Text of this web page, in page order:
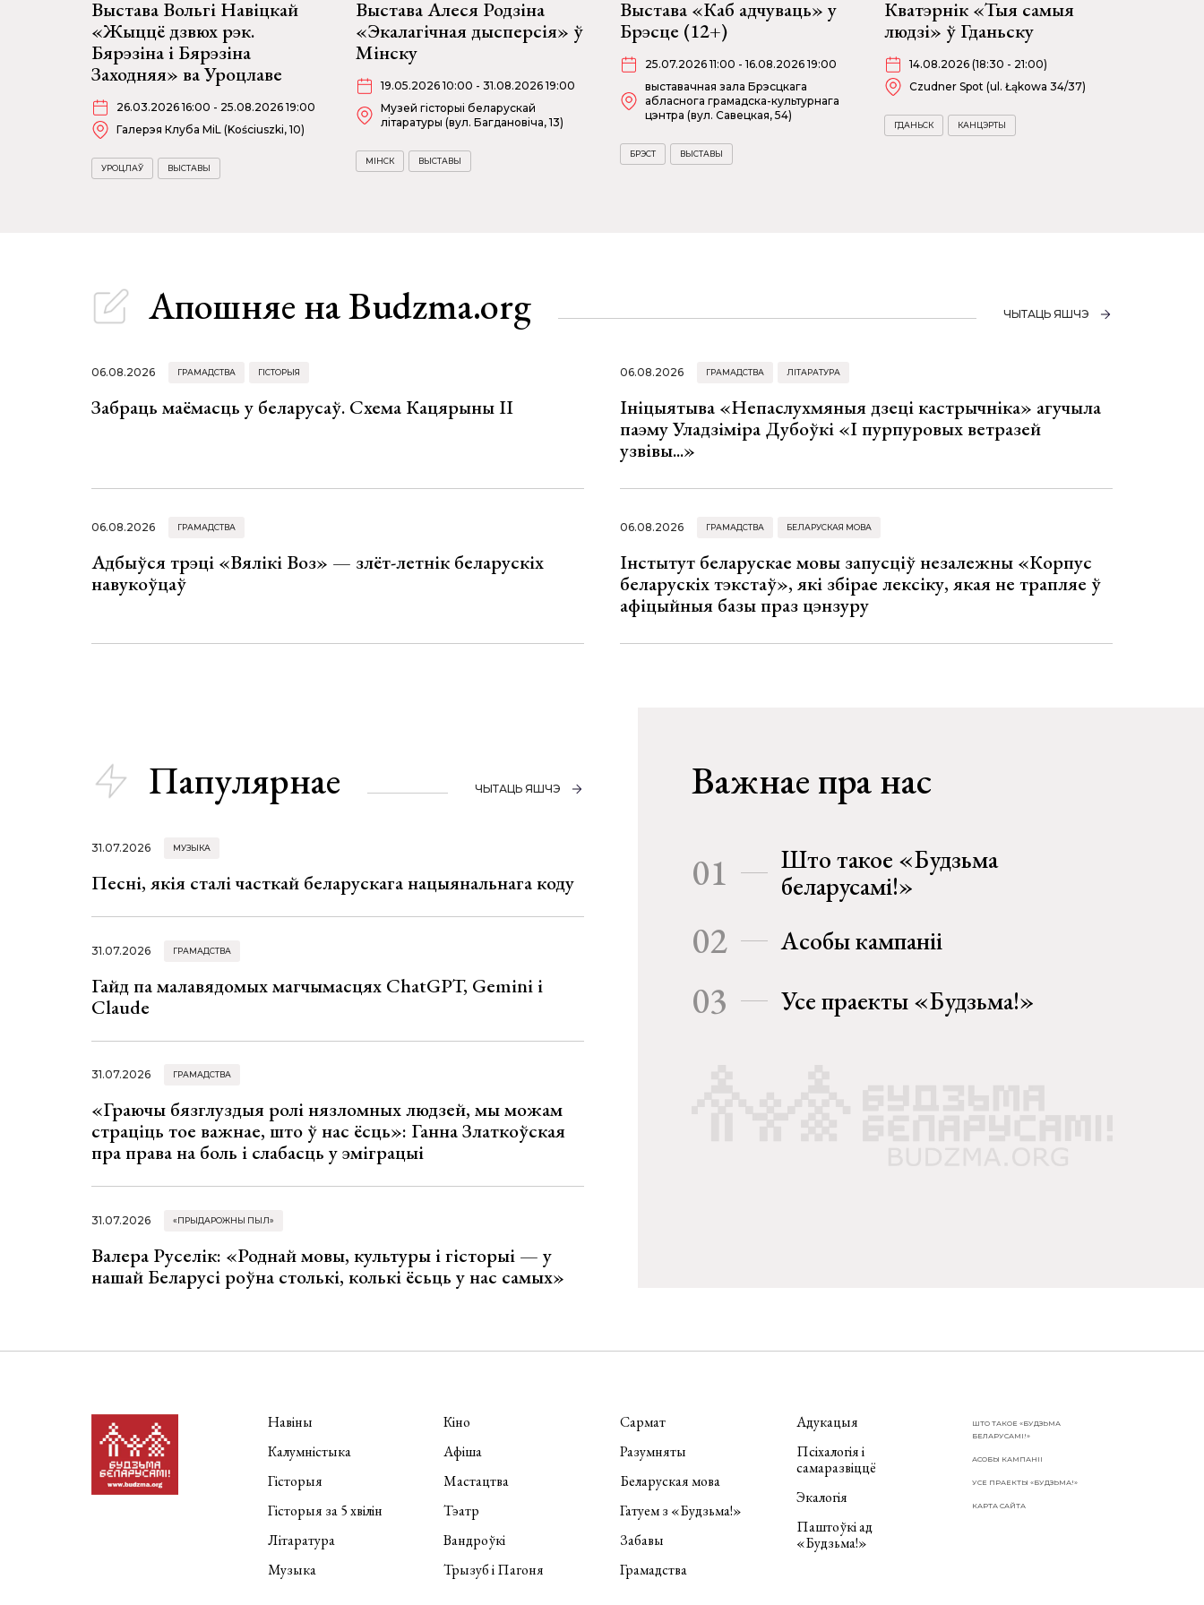
Выстава Вольгі Навіцкай
«Жыццё дзвюх рэк.
Бярэзіна і Бярэзіна
Заходняя» ва Уроцлаве
26.03.2026 16:00 - 25.08.2026 19:00
Галерэя Клуба MiL (Kościuszki, 10)
УРОЦЛАЎ ВЫСТАВЫ
Выстава Алеся Родзіна
«Экалагічная дысперсія» ў
Мінску
19.05.2026 10:00 - 31.08.2026 19:00
Музей гісторыі беларускай
літаратуры (вул. Багдановіча, 13)
МІНСК ВЫСТАВЫ
Выстава «Каб адчуваць» у
Брэсце (12+)
25.07.2026 11:00 - 16.08.2026 19:00
выставачная зала Брэсцкага
абласнога грамадска-культурнага
цэнтра (вул. Савецкая, 54)
БРЭСТ ВЫСТАВЫ
Кватэрнік «Тыя самыя
людзі» ў Гданьску
14.08.2026 (18:30 - 21:00)
Czudner Spot (ul. Łąkowa 34/37)
ГДАНЬСК КАНЦЭРТЫ
Апошняе на Budzma.org ЧЫТАЦЬ ЯШЧЭ
06.08.2026 ГРАМАДСТВА ГІСТОРЫЯ
Забраць маёмасць у беларусаў. Схема Кацярыны ІІ
06.08.2026 ГРАМАДСТВА ЛІТАРАТУРА
Ініцыятыва «Непаслухмяныя дзеці кастрычніка» агучыла
паэму Уладзіміра Дубоўкі «І пурпуровых ветразей
узвівы...»
06.08.2026 ГРАМАДСТВА
Адбыўся трэці «Вялікі Воз» — злёт-летнік беларускіх
навукоўцаў
06.08.2026 ГРАМАДСТВА БЕЛАРУСКАЯ МОВА
Інстытут беларускае мовы запусціў незалежны «Корпус
беларускіх тэкстаў», які збірае лексіку, якая не трапляе ў
афіцыйныя базы праз цэнзуру
Папулярнае ЧЫТАЦЬ ЯШЧЭ
31.07.2026 МУЗЫКА
Песні, якія сталі часткай беларускага нацыянальнага коду
31.07.2026 ГРАМАДСТВА
Гайд па малавядомых магчымасцях ChatGPT, Gemini і
Claude
31.07.2026 ГРАМАДСТВА
«Граючы бязглуздыя ролі нязломных людзей, мы можам
страціць тое важнае, што ў нас ёсць»: Ганна Златкоўская
пра права на боль і слабасць у эміграцыі
31.07.2026 «ПРЫДАРОЖНЫ ПЫЛ»
Валера Руселік: «Роднай мовы, культуры і гісторыі — у
нашай Беларусі роўна столькі, колькі ёсьць у нас самых»
Важнае пра нас
01
Што такое «Будзьма
беларусамі!»
02 Асобы кампаніі
03 Усе праекты «Будзьма!»
Навіны
Калумністыка
Гісторыя
Гісторыя за 5 хвілін
Літаратура
Музыка
Кіно
Афіша
Мастацтва
Тэатр
Вандроўкі
Трызуб і Пагоня
Сармат
Разумняты
Беларуская мова
Гатуем з «Будзьма!»
Забавы
Грамадства
Адукацыя
Псіхалогія і
самаразвіццё
Экалогія
Паштоўкі ад
«Будзьма!»
ШТО ТАКОЕ «БУДЗЬМА
БЕЛАРУСАМІ!»
АСОБЫ КАМПАНІІ
УСЕ ПРАЕКТЫ «БУДЗЬМА!»
КАРТА САЙТА